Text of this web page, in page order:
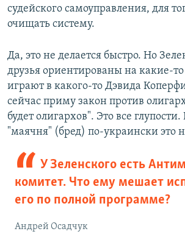
судейского самоуправления, для
очищать систему.
Да, это не делается быстро. Но
друзья ориентированы на какие-
играют в какого-то Дэвида
сейчас приму закон против
будет олигархов". Это все
"маячня" (бред) по-украински это
У Зеленского есть
комитет. Что ему мешает
его по полной программе?
Андрей Осадчук